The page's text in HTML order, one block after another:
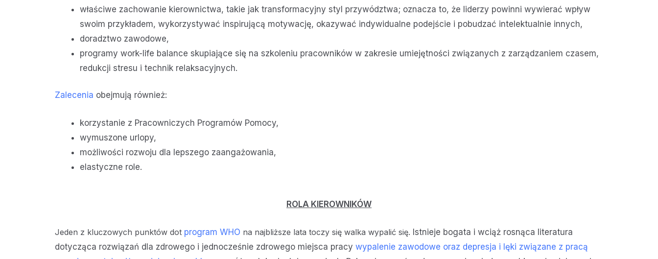
właściwe zachowanie kierownictwa, takie jak transformacyjny styl przywództwa; oznacza to, że liderzy powinni wywierać wpływ
swoim przykładem, wykorzystywać inspirującą motywację, okazywać indywidualne podejście i pobudzać intelektualnie innych,
doradztwo zawodowe,
programy work-life balance skupiające się na szkoleniu pracowników w zakresie umiejętności związanych z zarządzaniem czasem,
redukcji stresu i technik relaksacyjnych.
Zalecenia obejmują również:
korzystanie z Pracowniczych Programów Pomocy,
wymuszone urlopy,
możliwości rozwoju dla lepszego zaangażowania,
elastyczne role.
ROLA KIEROWNIKÓW
Jeden z kluczowych punktów dot program WHO na najbliższe lata toczy się walka wypalić się. Istnieje bogata i wciąż rosnąca literatura
dotycząca rozwiązań dla zdrowego i jednocześnie zdrowego miejsca pracy wypalenie zawodowe oraz depresja i lęki związane z pracą